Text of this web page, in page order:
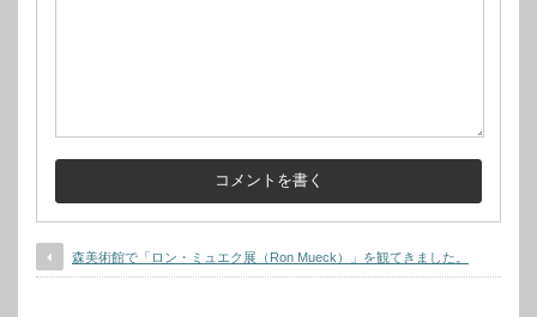
森美術館で「ロン・ミュエク展（Ron Mueck）」を観てきました。